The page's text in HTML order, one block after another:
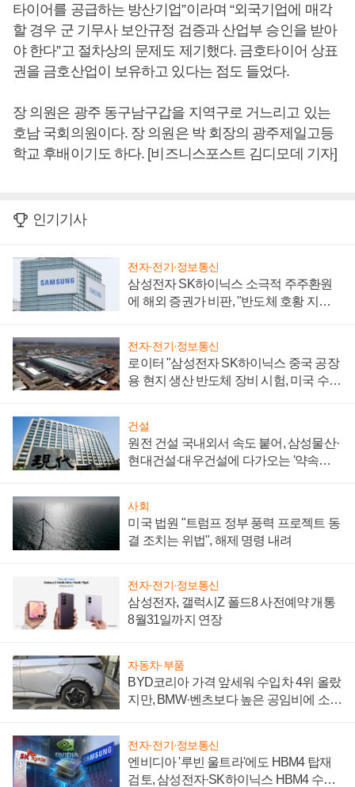
타이어를 공급하는 방산기업”이라며 “외국기업에 매각
할 경우 군 기무사 보안규정 검증과 산업부 승인을 받아
야 한다”고 절차상의 문제도 제기했다. 금호타이어 상표
권을 금호산업이 보유하고 있다는 점도 들었다.
장 의원은 광주 동구남구갑을 지역구로 거느리고 있는
호남 국회의원이다. 장 의원은 박 회장의 광주제일고등
학교 후배이기도 하다. [비즈니스포스트 김디모데 기자]
인기기사
전자·전기·정보통신
삼성전자 SK하이닉스 소극적 주주환원
에 해외 증권가 비판, "반도체 호황 지속
전자·전기·정보통신
로이터 "삼성전자 SK하이닉스 중국 공장
용 현지 생산 반도체 장비 시험, 미국 수출
건설
원전 건설 국내외서 속도 붙어, 삼성물산·
현대건설·대우건설에 다가오는 '약속의
사회
미국 법원 "트럼프 정부 풍력 프로젝트 동
결 조치는 위법", 해제 명령 내려
전자·전기·정보통신
삼성전자, 갤럭시Z 폴드8 사전예약 개통
8월31일까지 연장
자동차·부품
BYD코리아 가격 앞세워 수입차 4위 올랐
지만, BMW·벤츠보다 높은 공임비에 소비
전자·전기·정보통신
엔비디아 '루빈 울트라'에도 HBM4 탑재
검토, 삼성전자·SK하이닉스 HBM4 수율